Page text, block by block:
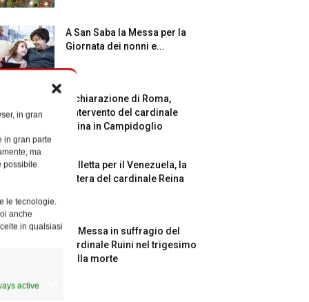
in gran
in gran parte
ma
possibile
le tecnologie.
anche
in qualsiasi
active
A San Saba la Messa per la
Giornata dei nonni e...
Dichiarazione di Roma,
l’intervento del cardinale
Reina in Campidoglio
Colletta per il Venezuela, la
lettera del cardinale Reina
La Messa in suffragio del
cardinale Ruini nel trigesimo
della morte